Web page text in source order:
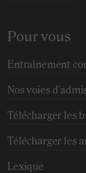
Pour vous
Entraînement
Nos voies
Télécharger les
Télécharger les
Lexique